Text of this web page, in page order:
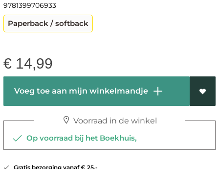
9781399706933
Paperback / softback
€ 14,99
Voeg toe aan mijn winkelmandje
Voorraad in de winkel
Op voorraad bij het Boekhuis,
Gratis bezorging vanaf € 25,-